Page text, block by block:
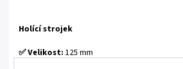
Holící strojek
✅ Velikost: 125 mm